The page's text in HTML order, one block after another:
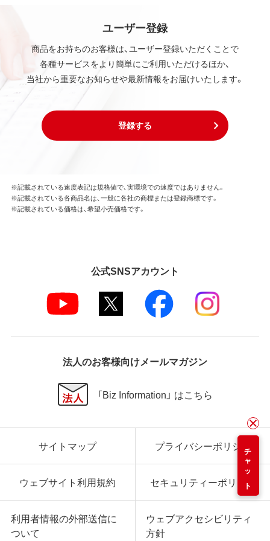
ユーザー登録
商品をお持ちのお客様は、ユーザー登録いただくことで
各種サービスをより簡単にご利用いただけるほか、
当社から重要なお知らせや最新情報をお届けいたします。
登録する
チャット
※記載されている速度表記は規格値で、実環境での速度ではありません。
※記載されている各商品名は、一般に各社の商標または登録商標です。
※記載されている価格は、希望小売価格です。
公式SNSアカウント
法人のお客様向けメールマガジン
「Biz Information」 はこちら
サイトマップ プライバシーポリシー
ウェブサイト利用規約 セキュリティーポリシー
利用者情報の外部送信に
ついて
ウェブアクセシビリティ
方針